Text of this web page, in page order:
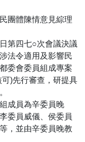
團體陳情意見綜理
第四七○次會議決議
法令適用及影響民
委會委員組成專案
)先行審查，研提具
成員為辛委員晚
委員威儀、侯委員
，並由辛委員晚教